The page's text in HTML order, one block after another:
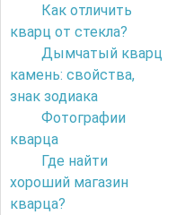
Как отличить
кварц от стекла?
Дымчатый кварц
камень: свойства,
знак зодиака
Фотографии
кварца
Где найти
хороший магазин
кварца?